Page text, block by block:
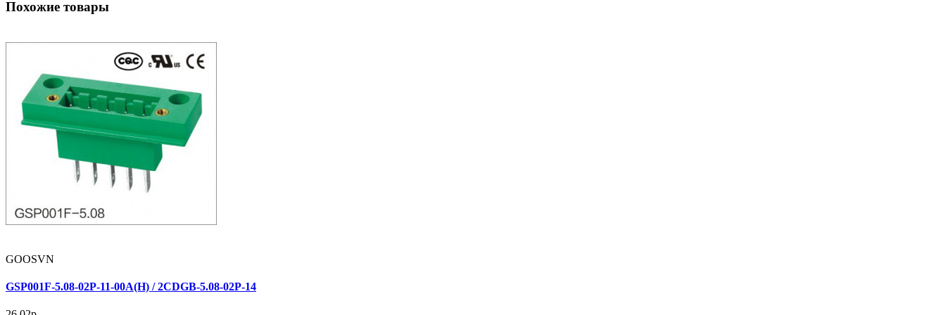
Похожие товары
GOOSVN
GSP001F-5.08-02P-11-00A(H) / 2CDGB-5.08-02P-14